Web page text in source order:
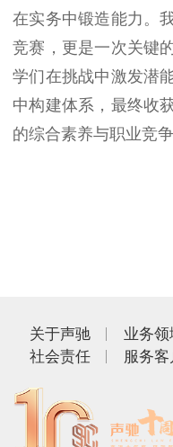
在实务中锻造能力。
竞赛，更是一次关键
学们在挑战中激发潜
中构建体系，最终收
的综合素养与职业竞争
关于声驰 业务领
社会责任
服务客